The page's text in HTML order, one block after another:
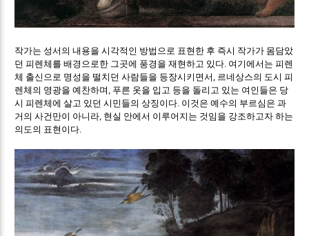
작가는 성서의 내용을 시각적인 방법으로 표현한 후 즉시 작가가 몸담았
던 피렌체를 배경으로한 그곳에 풍경을 재현하고 있다 여기에서는 피렌
체 출신으로 명성을 떨치던 사람들을 등장시키면서 르네상스의 도시 피
렌체의 영광을 예찬하며 푸른 옷을 입고 등을 돌리고 있는 여인들은 당
시 피렌체에 살고 있던 시민들의 상징이다 이것은 예수의 부르심은 과
거의 사건만이 아니라 현실 안에서 이루어지는 것임을 강조하고자 하는
의도의 표현이다